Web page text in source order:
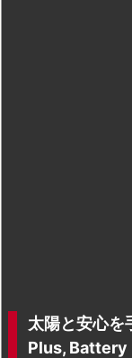
太陽と安心
Plus, Battery